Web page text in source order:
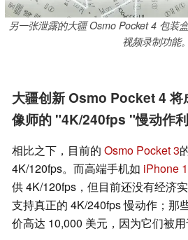
另一张泄露的大疆 Osmo Pocket 4 包装
视频录制功能。
大疆创新 Osmo Pocket 4 将
像师的 "4K/240fps "慢动作
相比之下，目前的 Osmo Pocket 3
4K/120fps。而高端手机如 iPhone
供 4K/120fps，但目前还没有经济
支持真正的 4K/240fps 慢动作；那
价高达 10,000 美元，因为它们被用